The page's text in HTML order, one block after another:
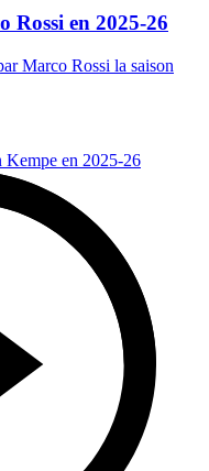
Rossi en 2025-26
Marco Rossi la saison